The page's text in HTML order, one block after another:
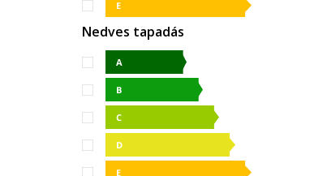
Nedves tapadás